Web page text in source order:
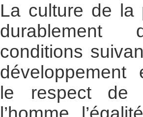
La culture de la
conditions
développement
le respect